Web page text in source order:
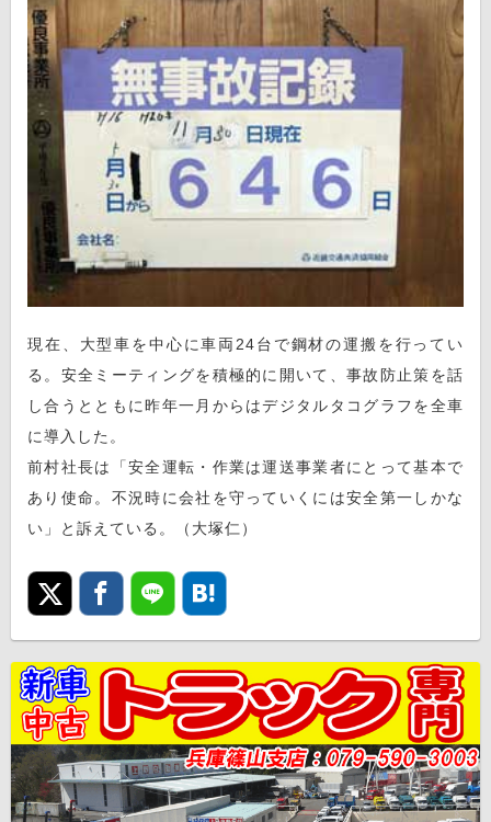
現在、大型車を中心に車両24台で鋼材の運搬を行ってい
る。安全ミーティングを積極的に開いて、事故防止策を話
し合うとともに昨年一月からはデジタルタコグラフを全車
に導入した。
前村社長は「安全運転・作業は運送事業者にとって基本で
あり使命。不況時に会社を守っていくには安全第一しかな
い」と訴えている。（大塚仁）